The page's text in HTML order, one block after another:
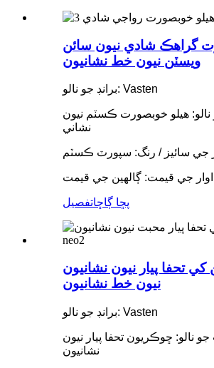
گراهڪ شادي نيون سائن
ويسٽن نيون خط نشانيون
برانڊ جو نالو: Vasten
نالو: هيلو خوبصورت ڪسٽم نيون
نشاني
جي سائيز / رنگ: سپورٽ ڪسٽم
جي قيمت: ڳالهين جي قيمت
پڇا ڳاڇاتفصيل
تحفا پيار نيون نشانيون
نيون خط نشانيون
برانڊ جو نالو: Vasten
نالو: ڇوڪريون تحفا پيار نيون
نشانيون